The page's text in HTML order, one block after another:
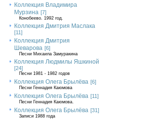
Коллекция Владимира
Мурзина [7]
Конобеево. 1992 год.
Коллекция Дмитрия Маслака
[11]
Коллекция Дмитрия
Шеварова [6]
Песни Михаила Замуракина
Коллекция Людмилы Яшкиной
[24]
Песни 1981 - 1982 годов
Коллекция Олега Брылёва [6]
Песни Геннадия Каюмова
Коллекция Олега Брылёва [11]
Песни Геннадия Каюмова.
Коллекция Олега Брылёва [31]
Записи 1988 года